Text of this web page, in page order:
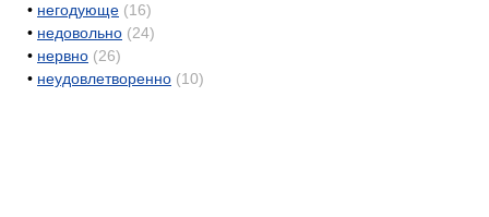
• негодующе (16)
• недовольно (24)
• нервно (26)
• неудовлетворенно (10)